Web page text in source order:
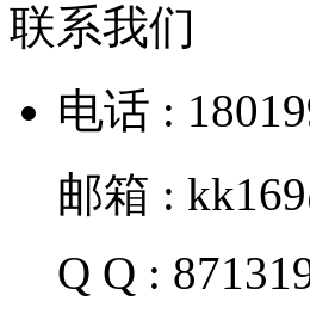
联系我们
电话 :
邮箱 :
Q Q :